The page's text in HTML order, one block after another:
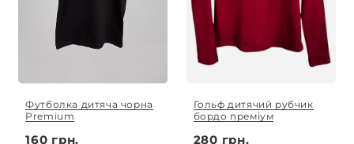
Футболка дитяча чорна
Premium
160 грн.
Гольф дитячий рубчик
бордо преміум
280 грн.